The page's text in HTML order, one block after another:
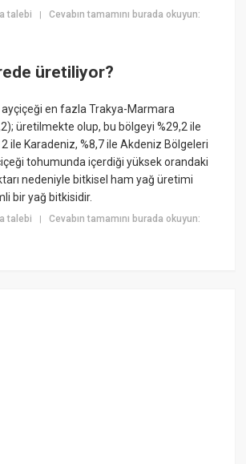
talebi |Cevabın tamamını burada okuyun:
üretiliyor?
ayçiçeği en fazla Trakya-Marmara
üretilmekte olup, bu bölgeyi %29,2 ile
ile Karadeniz, %8,7 ile Akdeniz Bölgeleri
tohumunda içerdiği yüksek orandaki
nedeniyle bitkisel ham yağ üretimi
bir yağ bitkisidir.
talebi |Cevabın tamamını burada okuyun: